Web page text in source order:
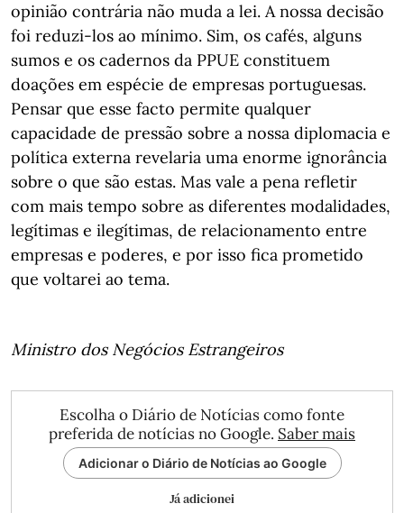
opinião contrária não muda a lei. A nossa decisão
foi reduzi-los ao mínimo. Sim, os cafés, alguns
sumos e os cadernos da PPUE constituem
doações em espécie de empresas portuguesas.
Pensar que esse facto permite qualquer
capacidade de pressão sobre a nossa diplomacia e
política externa revelaria uma enorme ignorância
sobre o que são estas. Mas vale a pena refletir
com mais tempo sobre as diferentes modalidades,
legítimas e ilegítimas, de relacionamento entre
empresas e poderes, e por isso fica prometido
que voltarei ao tema.
Ministro dos Negócios Estrangeiros
Escolha o Diário de Notícias como fonte
preferida de notícias no Google. Saber mais
Adicionar o Diário de Notícias ao Google
Já adicionei